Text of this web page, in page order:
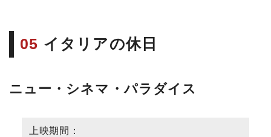
05 イタリアの休日
ニュー・シネマ・パラダイス
上映期間：